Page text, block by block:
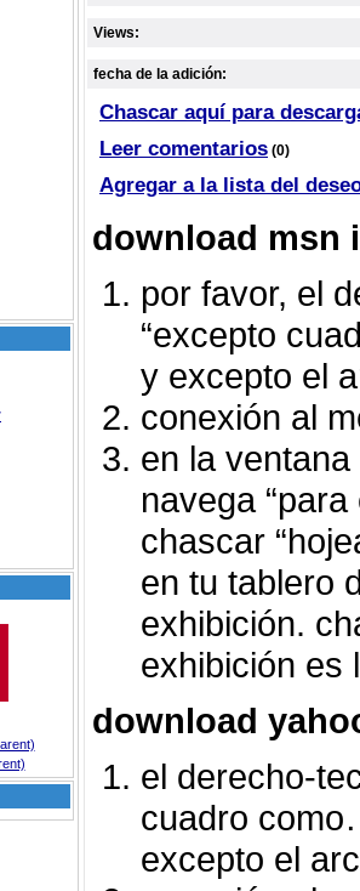
Views:
fecha de la adición:
Chascar aquí para
Leer comentarios (0)
Agregar a la lista del
download msn
por favor, el
“excepto
y excepto el
conexión al
en la ventana
navega
chascar
en tu tablero
exhibición.
exhibición es
download
el derecho-
cuadro
excepto el